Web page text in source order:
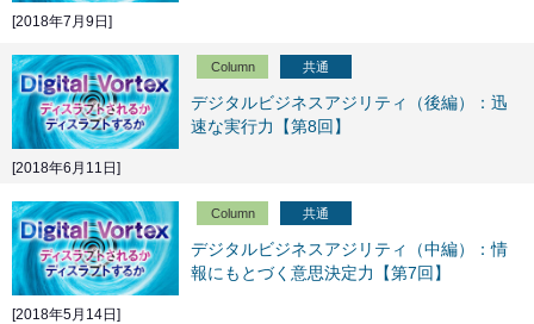
[2018年7月9日]
Column 共通
デジタルビジネスアジリティ（後編）：迅
速な実行力【第8回】
[2018年6月11日]
Column 共通
デジタルビジネスアジリティ（中編）：情
報にもとづく意思決定力【第7回】
[2018年5月14日]